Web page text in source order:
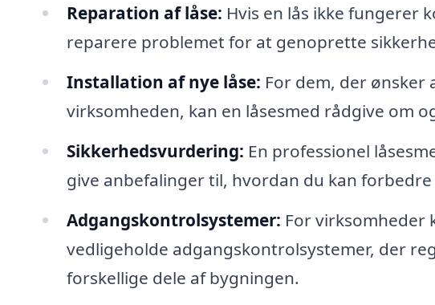
Reparation af låse: Hvis en lås ikke fungerer
reparere problemet for at genoprette
Installation af nye låse: For dem, der
virksomheden, kan en låsesmed rådgive om
Sikkerhedsvurdering: En professionel
give anbefalinger til, hvordan du kan
Adgangskontrolsystemer: For virksomheder
vedligeholde adgangskontrolsystemer, der
forskellige dele af bygningen.